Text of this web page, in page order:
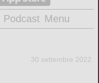
Podcast Menu
30 settembre 2022